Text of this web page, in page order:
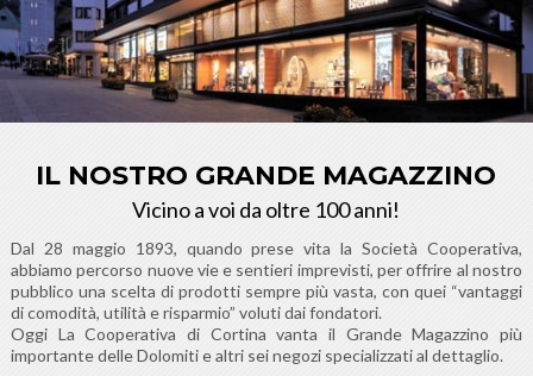
IL NOSTRO GRANDE MAGAZZINO
Vicino a voi da oltre 100 anni!
Dal 28 maggio 1893, quando prese vita la Società Cooperativa,
abbiamo percorso nuove vie e sentieri imprevisti, per offrire al nostro
pubblico una scelta di prodotti sempre più vasta, con quei “vantaggi
di comodità, utilità e risparmio” voluti dai fondatori.
Oggi La Cooperativa di Cortina vanta il Grande Magazzino più
importante delle Dolomiti e altri sei negozi specializzati al dettaglio.